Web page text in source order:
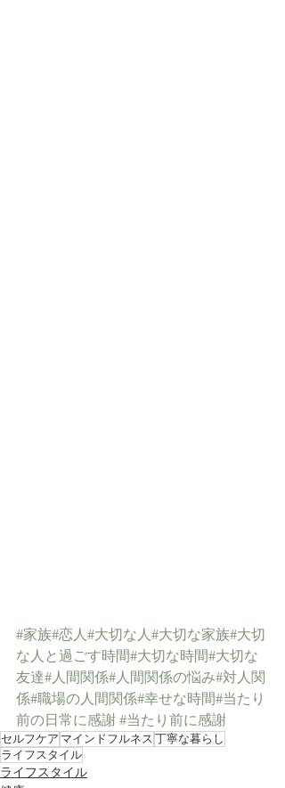
#家族#恋人#大切な人#大切な家族#大切
な人と過ごす時間#大切な時間#大切な
友達#人間関係#人間関係の悩み#対人関
係#職場の人間関係#幸せな時間#当たり
前の日常に感謝 #当たり前に感謝
セルフケア マインドフルネス 丁寧な暮らし
ライフスタイル
ライフスタイル